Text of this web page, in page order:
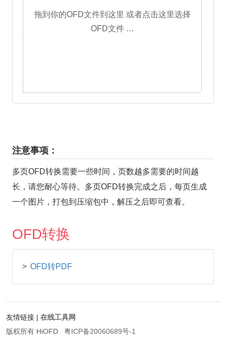
拖到你的OFD文件到这里 或者点击这里选择
OFD文件 …
注意事项：
多页OFD转换需要一些时间，页数越多需要的时间越
长，请您耐心等待。多页OFD转换完成之后，每页生成
一个图片，打包到压缩包中，解压之后即可查看。
OFD转换
OFD转PDF
友情链接 | 在线工具网
版权所有 HiOFD
粤ICP备20060689号-1